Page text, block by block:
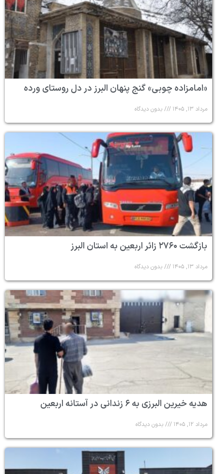
«امامزاده چوبی» گنج پنهان البرز در دل روستای ورده
مرداد ۱۳, ۱۴۰۵ بدون دیدگاه
بازگشت ۲۷۶۰ زائر اربعین به استان البرز
مرداد ۱۳, ۱۴۰۵ بدون دیدگاه
هدیه خیرین البرزی به ۶ زندانی در آستانه اربعین
مرداد ۱۲, ۱۴۰۵ بدون دیدگاه